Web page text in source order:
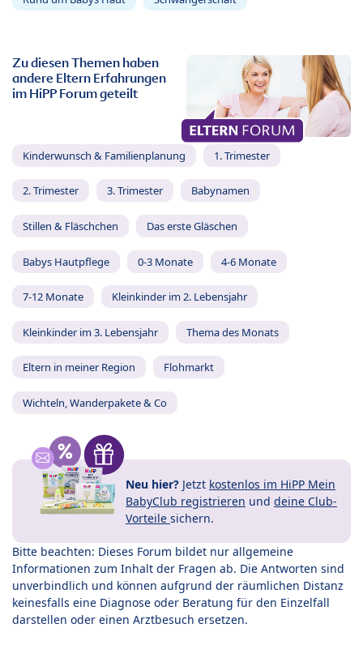
Zu diesen Themen haben
andere Eltern Erfahrungen
im HiPP Forum geteilt
Kinderwunsch & Familienplanung 1. Trimester
2. Trimester 3. Trimester Babynamen
Stillen & Fläschchen Das erste Gläschen
Babys Hautpflege 0-3 Monate 4-6 Monate
7-12 Monate Kleinkinder im 2. Lebensjahr
Kleinkinder im 3. Lebensjahr Thema des Monats
Eltern in meiner Region Flohmarkt
Wichteln, Wanderpakete & Co
Neu hier? Jetzt kostenlos im HiPP Mein
BabyClub registrieren und deine Club-
Vorteile sichern.
Bitte beachten: Dieses Forum bildet nur allgemeine
Informationen zum Inhalt der Fragen ab. Die Antworten sind
unverbindlich und können aufgrund der räumlichen Distanz
keinesfalls eine Diagnose oder Beratung für den Einzelfall
darstellen oder einen Arztbesuch ersetzen.